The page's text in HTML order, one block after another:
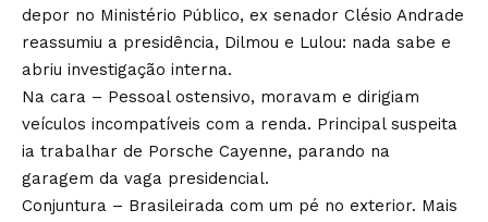
depor no Ministério Público, ex senador Clésio Andrade
reassumiu a presidência, Dilmou e Lulou: nada sabe e
abriu investigação interna.
Na cara – Pessoal ostensivo, moravam e dirigiam
veículos incompatíveis com a renda. Principal suspeita
ia trabalhar de Porsche Cayenne, parando na
garagem da vaga presidencial.
Conjuntura – Brasileirada com um pé no exterior. Mais